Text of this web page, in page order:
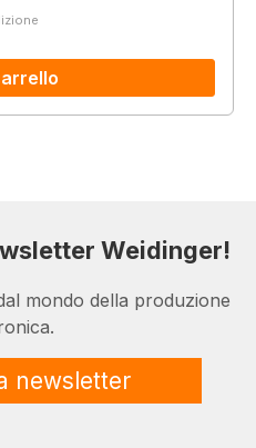
Weidinger!
mondo della produzione
newsletter